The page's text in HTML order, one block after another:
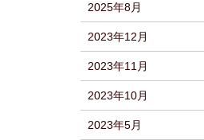
2025年8月
2023年12月
2023年11月
2023年10月
2023年5月